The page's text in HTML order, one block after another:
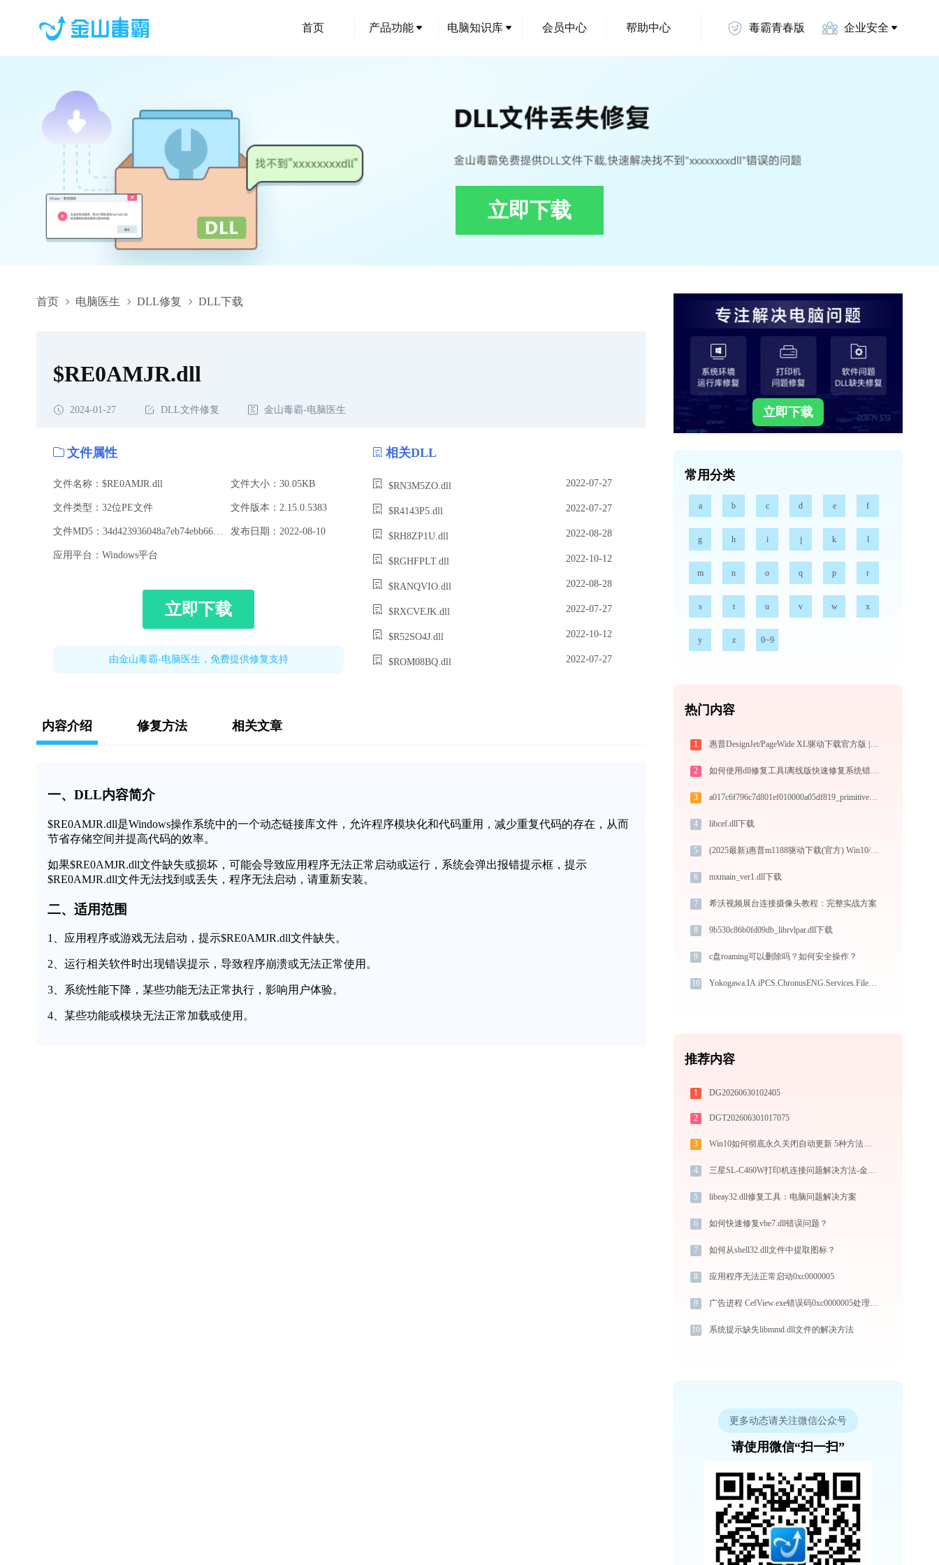
首页 产品功能 电脑知识库 会员中心 帮助中心 毒霸青春版 企业安全
立即下载
首页 电脑医生 DLL修复 DLL下载
$RE0AMJR.dll,$RE0AMJR.dll下载,$RE0AMJR.dll修复
$RE0AMJR.dll
2024-01-27 DLL文件修复 金山毒霸-电脑医生
文件属性
文件名称：$RE0AMJR.dll 文件大小：30.05KB
文件类型：32位PE文件 文件版本：2.15.0.5383
发布日期：2022-08-10
应用平台：Windows平台
立即下载
由金山毒霸-电脑医生，免费提供修复支持
相关DLL
$RN3M5ZO.dll 2022-07-27
$R4143P5.dll 2022-07-27
$RH8ZP1U.dll 2022-08-28
$RGHFPLT.dll 2022-10-12
$RANQVIO.dll 2022-08-28
$RXCVEJK.dll 2022-07-27
$R52SO4J.dll 2022-10-12
$ROM08BQ.dll 2022-07-27
内容介绍 修复方法 相关文章
一、DLL内容简介
$RE0AMJR.dll是Windows操作系统中的一个动态链接库文件，允许程序模块化和代码重用，减少重复代码的存在，从而
节省存储空间并提高代码的效率。
如果$RE0AMJR.dll文件缺失或损坏，可能会导致应用程序无法正常启动或运行，系统会弹出报错提示框，提示
$RE0AMJR.dll文件无法找到或丢失，程序无法启动，请重新安装。
二、适用范围
1、应用程序或游戏无法启动，提示$RE0AMJR.dll文件缺失。
2、运行相关软件时出现错误提示，导致程序崩溃或无法正常使用。
3、系统性能下降，某些功能无法正常执行，影响用户体验。
4、某些功能或模块无法正常加载或使用。
立即下载
常用分类
a b c d e f
g h i j k l
m n o q p r
s t u v w x
y z 0~9
热门内容
1 惠普DesignJet/PageWide XL驱动下载官方版 | Win10/Win11兼容
2 如何使用dll修复工具l离线版快速修复系统错误？
3 a017c6f796c7d801ef010000a05df819_primitivetransformers.dll下载
4 libcef.dll下载
5 (2025最新)惠普m1188驱动下载(官方) Win10/Win11支持
6 mxmain_ver1.dll下载
7 希沃视频展台连接摄像头教程：完整实战方案
8 9b530c86b0fd09db_librvlpar.dll下载
9 c盘roaming可以删除吗？如何安全操作？
10 Yokogawa.IA.iPCS.ChronusENG.Services.FileVersion.dll下载
推荐内容
1 DG20260630102405
2 DGT202606301017075
3 Win10如何彻底永久关闭自动更新 5种方法教你永久关闭win10自动更新
4 三星SL-C460W打印机连接问题解决方法-金山毒霸
5 libeay32.dll修复工具：电脑问题解决方案
6 如何快速修复vbe7.dll错误问题？
7 如何从shell32.dll文件中提取图标？
8 应用程序无法正常启动0xc0000005
9 广告进程 CefView.exe错误码0xc0000005处理办法
10 系统提示缺失libmmd.dll文件的解决方法
更多动态请关注微信公众号
请使用微信“扫一扫”